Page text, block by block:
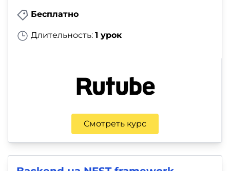
Бесплатно
Длительность: 1 урок
Смотреть курс